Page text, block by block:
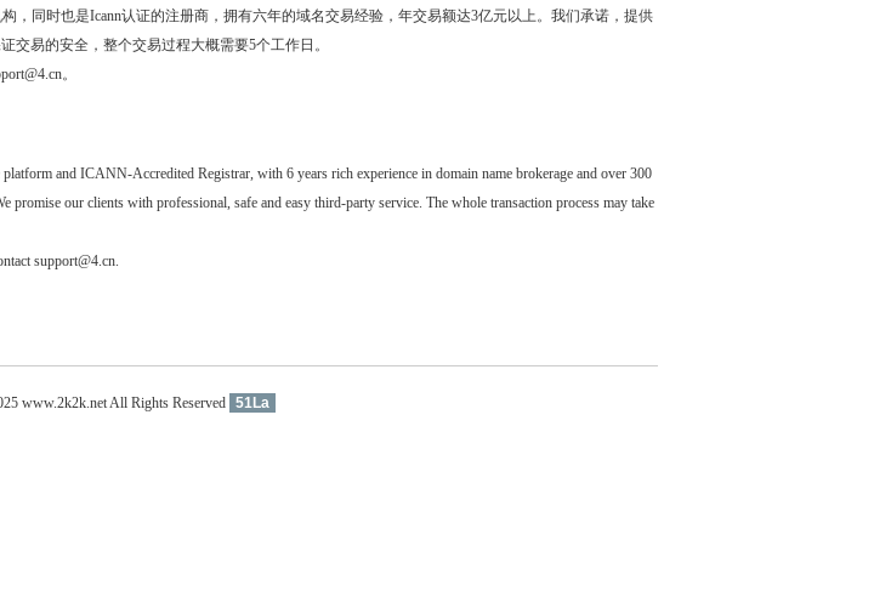
，同时也是Icann认证的注册商，拥有六年的域名交易经验，年交易额达3亿元以上。我们承诺，提供
交易的安全，整个交易过程大概需要5个工作日。
。
and ICANN-Accredited Registrar, with 6 years rich experience in domain name brokerage and over 300
promise our clients with professional, safe and easy third-party service. The whole transaction process may take
support@4.cn.
www.2k2k.net All Rights Reserved 51La